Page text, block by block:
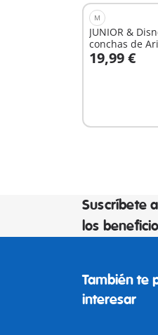
M
JUNIOR &
conchas de
19,99 €
A la cesta
Suscríbete
los
También te
interesar